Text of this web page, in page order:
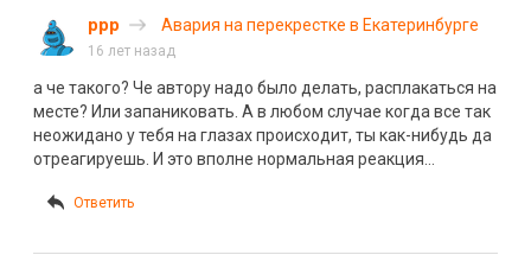
ррр Авария на перекрестке в Екатеринбурге
16 лет назад
а че такого? Че автору надо было делать, расплакаться на
месте? Или запаниковать. А в любом случае когда все так
неожидано у тебя на глазах происходит, ты как-нибудь да
отреагируешь. И это вполне нормальная реакция…
Ответить